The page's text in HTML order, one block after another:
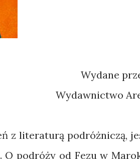
Wydane
Wydawnictwo
z literaturą podróżniczą,
podróży od Fezu w